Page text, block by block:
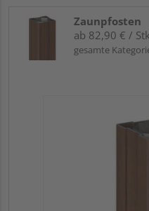
Zaunpfosten
ab 82,90 € /
gesamte